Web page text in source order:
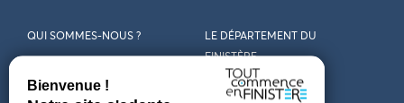
QUI SOMMES-NOUS ?
LE DÉPARTEMENT DU
FINISTÈRE
REJOIGNEZ-NOUS VENIR EN FINISTÈRE